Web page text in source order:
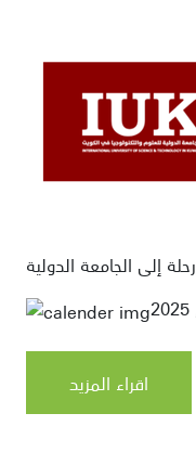
رحلة إلى الجامعة الدولية
اقراء المزيد